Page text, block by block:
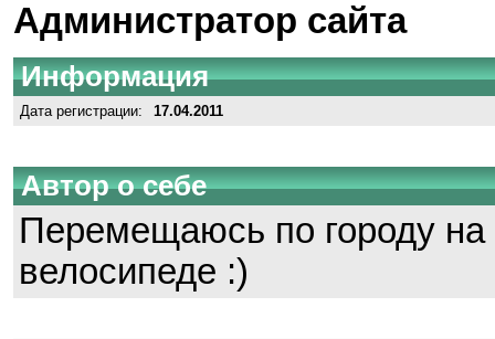
Администратор сайта
Информация
Дата регистрации: 17.04.2011
Автор о себе
Перемещаюсь по городу
велосипеде :)